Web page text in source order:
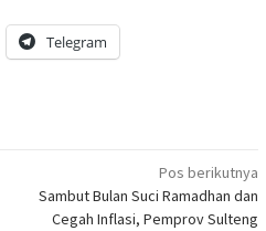
Telegram
Pos berikutnya
Sambut Bulan Suci Ramadhan dan
Cegah Inflasi, Pemprov Sulteng